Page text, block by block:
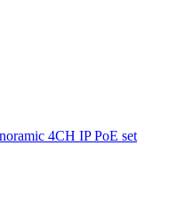
4CH IP PoE set